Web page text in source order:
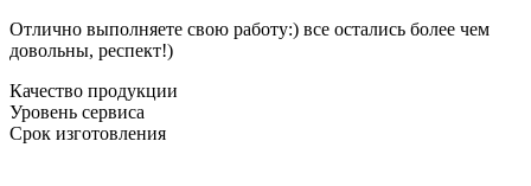
Отлично выполняете свою работу:) все остались более чем
довольны, респект!)
Качество продукции
Уровень сервиса
Срок изготовления